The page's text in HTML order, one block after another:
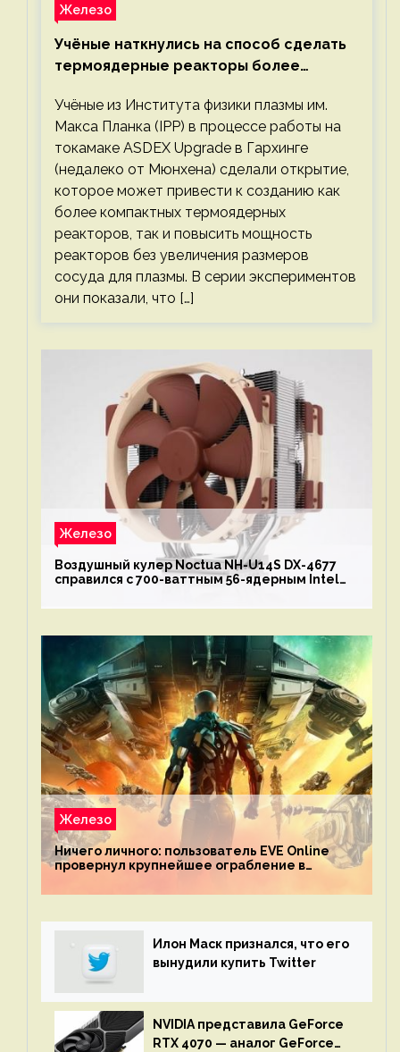
Железо
Учёные наткнулись на способ сделать
термоядерные реакторы более
Учёные из Института физики плазмы им.
Макса Планка (IPP) в процессе работы на
токамаке ASDEX Upgrade в Гархинге
(недалеко от Мюнхена) сделали открытие,
которое может привести к созданию как
более компактных термоядерных
реакторов, так и повысить мощность
реакторов без увеличения размеров
сосуда для плазмы. В серии экспериментов
они показали, что […]
Железо
Воздушный кулер Noctua NH-U14S DX-4677
справился с 700-ваттным 56-ядерным Intel
Железо
Ничего личного: пользователь EVE Online
провернул крупнейшее ограбление в
механике
Илон Маск признался, что его
вынудили купить Twitter
NVIDIA представила GeForce
RTX 4070 — аналог GeForce